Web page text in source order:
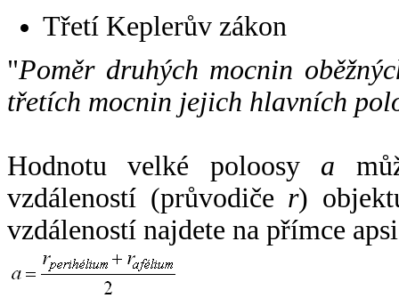
Třetí Keplerův zákon
"Poměr druhých mocnin
třetích mocnin jejich hlavních
Hodnotu velké poloosy a
vzdáleností (průvodiče r)
vzdáleností najdete na přímce